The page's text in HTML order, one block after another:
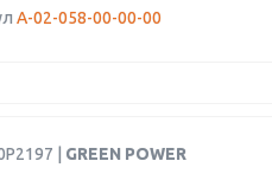
А-02-058-00-00-00
| GREEN POWER